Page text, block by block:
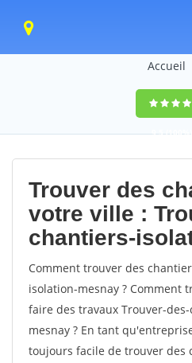
Accueil
9,5
votes
Trouver des
votre ville :
chantiers-
Comment trouver des
isolation-mesnay ? Comment
faire des travaux Trouver-
mesnay ? En tant
toujours facile de trouver des